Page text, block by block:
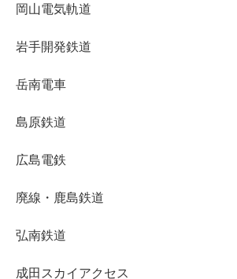
岡山電気軌道
岩手開発鉄道
岳南電車
島原鉄道
広島電鉄
廃線・鹿島鉄道
弘南鉄道
成田スカイアクセス